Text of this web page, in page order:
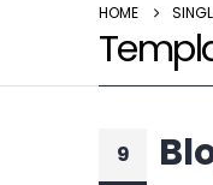
HOME
9